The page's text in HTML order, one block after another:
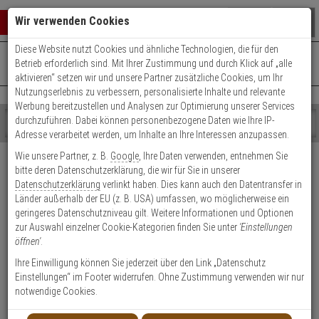
Warenkorb schließen
0 ARTIKEL IM WARENKORB
Ihr Warenkorb ist momentan leer.
Ergebnisse ()
Fertig
Shop
durchsuchen
geben
Sie
mindestens
Zeichen
ein,
um
Suche
wurde
noch
Kategorien
Suche
gestartet
+49 (0)821 899 493-0Mo. - Do.: 8:00 - 16:30 | Fr.: 8:00 - 14:00 Uhr
Kontaktservice nutzen
Versand & Lieferung
Bitte wählen Sie Ihr Lieferland.
Welche Lieferoptionen kann ich nach der Bestellung
auswählen?
Wir verwenden Cookies
Diese Website nutzt Cookies und ähnliche Technologien, die für den
Betrieb erforderlich sind. Mit Ihrer Zustimmung und durch Klick auf „alle
aktivieren“ setzen wir und unsere Partner zusätzliche Cookies, um Ihr
Nutzungserlebnis zu verbessern, personalisierte Inhalte und relevante
Werbung bereitzustellen und Analysen zur Optimierung unserer Services
durchzuführen. Dabei können personenbezogene Daten wie Ihre IP-
Adresse verarbeitet werden, um Inhalte an Ihre Interessen anzupassen.
Wie unsere Partner, z. B. Google , Ihre Daten verwenden, entnehmen Sie
bitte deren Datenschutzerklärung, die wir für Sie in unserer
Datenschutzerklärung verlinkt haben. Dies kann auch den Datentransfer in
Länder außerhalb der EU (z. B. USA) umfassen, wo möglicherweise ein
geringeres Datenschutzniveau gilt. Weitere Informationen und Optionen
zur Auswahl einzelner Cookie-Kategorien finden Sie unter 'Einstellungen
öffnen'.
Ihre Einwilligung können Sie jederzeit über den Link „Datenschutz
Einstellungen“ im Footer widerrufen. Ohne Zustimmung verwenden wir nur
notwendige Cookies.